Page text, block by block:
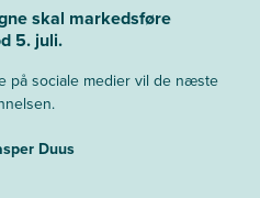
skal markedsføre
5. juli.
på sociale medier vil de næste
Duus